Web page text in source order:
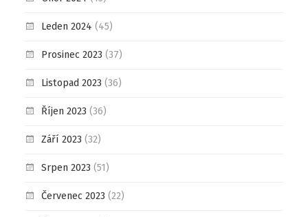
Leden 2024 (45)
Prosinec 2023 (37)
Listopad 2023 (36)
Říjen 2023 (36)
Září 2023 (32)
Srpen 2023 (51)
Červenec 2023 (22)